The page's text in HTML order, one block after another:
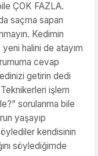
ÇOK FAZLA.
saçma sapan
Kedimin
yeni halini de atayım
cevap
getirin dedi
işlem
sorularıma bile
yaşayıp
kendisinin
söylediğimde